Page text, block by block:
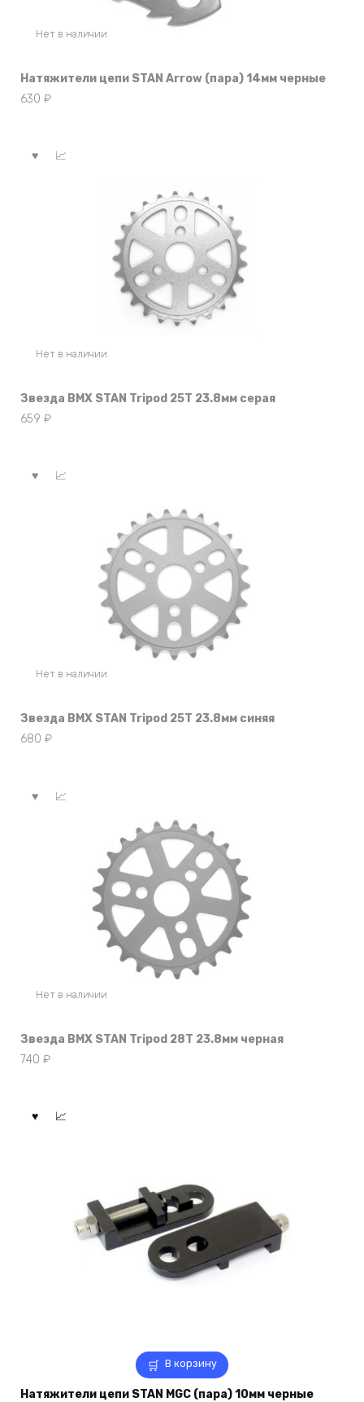
Нет в наличии
Натяжители цепи STAN Arrow (пара) 14мм черные
630 ₽
Нет в наличии
Звезда BMX STAN Tripod 25T 23.8мм серая
659 ₽
Нет в наличии
Звезда BMX STAN Tripod 25T 23.8мм синяя
680 ₽
Нет в наличии
Звезда BMX STAN Tripod 28Т 23.8мм черная
740 ₽
В корзину
Натяжители цепи STAN MGC (пара) 10мм черные